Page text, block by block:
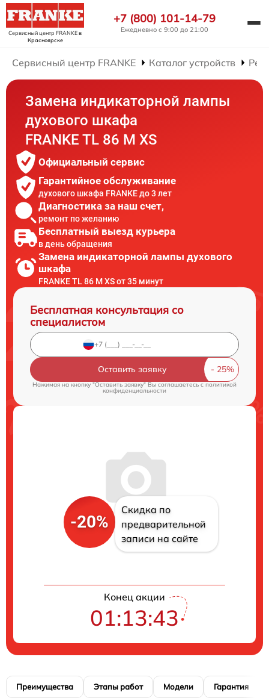
Сервисный центр FRANKEв
Красноярске
+7 (800) 101-14-79
Ежедневно с 9:00 до 21:00
Сервисный центр FRANKE Каталог устройств
Замена индикаторной лампы
духового шкафа
FRANKE TL 86 M XS
Официальный сервис
Гарантийное обслуживание
духового шкафа FRANKE до 3 лет
Диагностика за наш счет,
ремонт по желанию
Бесплатный выезд курьера
в день обращения
Замена индикаторной лампы духового
шкафа
FRANKE TL 86 M XS от 35 минут
Бесплатная консультация со
специалистом
Оставить заявку
Нажимая на кнопку "Оставить заявку" Вы соглашаетесь cполитикой
конфиденциальности
-20%
Скидка по
предварительной
записи на сайте
Конец акции
01:13:42
Преимущества Этапы работ Модели Гарантия